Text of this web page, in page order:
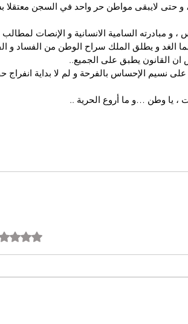
و حتى لايبقى مواطن حر واحد في السجن معتقلا
و مبادرته السامية الانسانية و الإنصات
الغد و يطلق الملك سراح الوطن من الفساد و
القانون يطبق على الجميع..
نسيم الإحساس بالفرحة و لم لا بداية
، يا وطن …و ما أروع الحرية ..
تم التقييم بـ 0 من أصل 5